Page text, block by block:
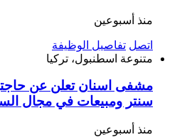
منذ أسبوعين
اتصل تفاصيل الوظيفة
متنوعة اسطنبول، تركيا
مشفى اسنان تعلن عن
سنتر ومبيعات في مجال
منذ أسبوعين